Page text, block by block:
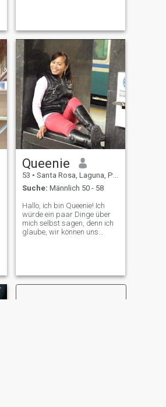
like a house with a beauti
Queenie
53 • Santa Rosa, Laguna, Philippinen
Suche: Männlich 50 - 58
Hallo, ich bin Queenie! Ich
würde ein paar Dinge über
mich selbst sagen, denn ich
glaube, wir können uns
Eine einfache Frau, die immer
noch glaubt, dass es